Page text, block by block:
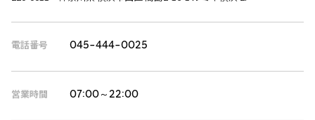
電話番号 045-444-0025
営業時間 07:00～22:00